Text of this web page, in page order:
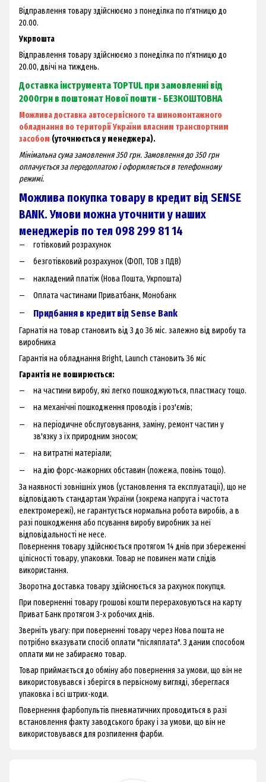
Відправлення товару здійснюємо з понеділка по п'ятницю до
20.00.
Укрпошта
Відправлення товару здійснюємо з понеділка по п'ятницю до
20.00, двічі на тиждень.
Доставка інструмента TOPTUL при замовленні від
2000грн в поштомат Нової пошти - БЕЗКОШТОВНА
Можлива доставка автосервісного та шиномонтажного
обладнання по території України власним транспортним
засобом (уточнюється у менеджера).
Мінімальна сума замовлення 350 грн. Замовлення до 350 грн
оплачується за передоплатою і оформляється в телефонному
режимі.
Можлива покупка товару в кредит від SENSE
BANK. Умови можна уточнити у наших
менеджерів по тел 098 299 81 14
готівковий розрахунок
безготівковий розрахунок (ФОП, ТОВ з ПДВ)
накладений платіж (Нова Пошта, Укрпошта)
Оплата частинами Приватбанк, Монобанк
Придбання в кредит від Sense Bank
Гарнатія на товар становить від 3 до 36 міс. залежно від виробу та
виробника
Гарантія на обладнання Bright, Launch становить 36 міс
Гарантія не поширюється:
на частини виробу, які легко пошкоджуються, пластмасу тощо.
на механічні пошкодження проводів і роз'ємів;
на періодичне обслуговування, заміну, ремонт частин у
зв'язку з їх природним зносом;
на витратні матеріали;
на дію форс-мажорних обставин (пожежа, повінь тощо).
За наявності зовнішніх умов (установлення та експлуатації), що не
відповідають стандартам України (зокрема напруга і частота
електромережі), не гарантується нормальна робота виробів, а в
разі пошкодження або псування виробу виробник за неї
відповідальності не несе.
Повернення товару здійснюється протягом 14 днів при збереженні
цілісності товару, упаковки. Товар не повинен мати слідів
використання.
Зворотна доставка товару здійснюється за рахунок покупця.
При поверненні товару грошові кошти перераховуються на карту
Приват Банк протягом 3-х робочих днів.
Зверніть увагу: при поверненні товару через Нова пошта не
потрібно вказувати спосіб оплати "післяплата". З даним способом
оплати ми не забираємо товар.
Товар приймається до обміну або повернення за умови, що він не
використовувався і зберігся в первісному вигляді, збереглася
упаковка і всі штрих-коди.
Повернення фарбопультів пневматичних проводиться в разі
встановлення факту заводського браку і за умови, що він не
використовувався для розпилення фарби.